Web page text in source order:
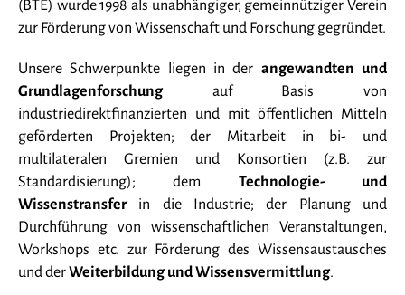
Weiterbildung
Publikationen
Verein
Stellenangebote
Vorstand
Datenschutzerklärung
(BTE) wurde 1998 als unabhängiger, gemeinnütziger Verein
zur Förderung von Wissenschaft und Forschung gegründet.
Unsere Schwerpunkte liegen in der angewandten und
Grundlagenforschungauf Basis von
industriedirektfinanzierten und mit öffentlichen Mitteln
geförderten Projekten; der Mitarbeit in bi- und
multilateralen Gremien und Konsortien (z.B. zur
Standardisierung); dem Technologie- und
Wissenstransferin die Industrie; der Planung und
Durchführung von wissenschaftlichen Veranstaltungen,
Workshops etc. zur Förderung des Wissensaustausches
und derWeiterbildung und Wissensvermittlung.